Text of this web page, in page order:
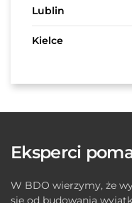
Lublin
Kielce
Eksperci
W BDO wierzymy, że
się od budowania